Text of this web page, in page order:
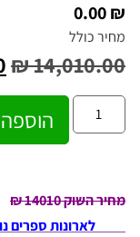
₪ 0.00
מחיר כולל
₪14,010.00
מחיר השוק 14010 ₪
לארונות ספרים